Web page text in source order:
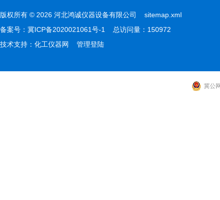
版权所有 © 2026 河北鸿诚仪器设备有限公司 sitemap.xml
备案号： 冀ICP备2020021061号-1
总访问量：150972
技术支持： 化工仪器网 管理登陆
冀公